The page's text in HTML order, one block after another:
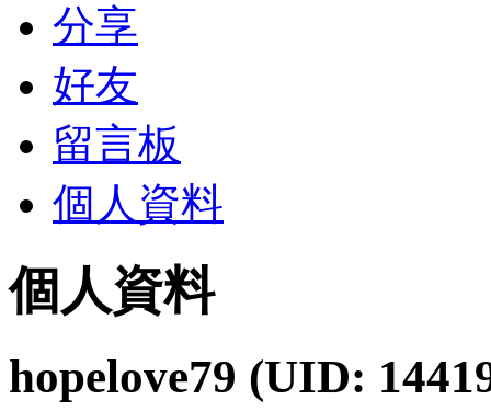
分享
好友
留言板
個人資料
個人資料
hopelove79 (UID: